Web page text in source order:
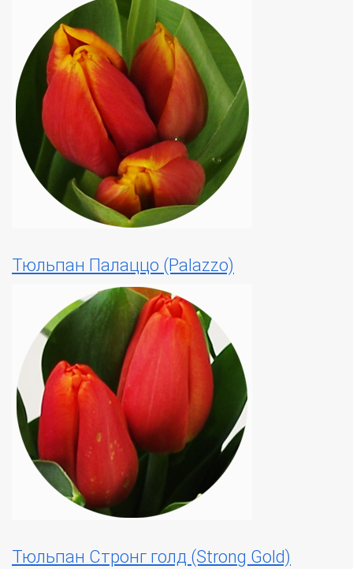
Тюльпан Палаццо (Palazzo)
Тюльпан Стронг голд (Strong Gold)